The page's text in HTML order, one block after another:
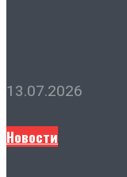
13.07.2026
Новости